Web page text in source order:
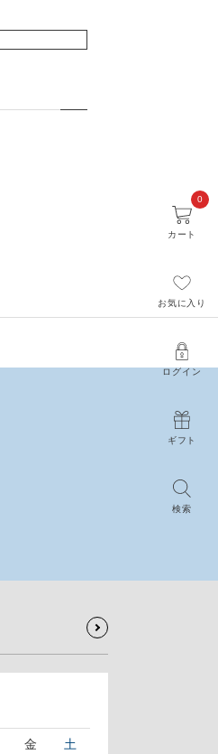
検索
ギフト
ログイン
お気に入り
カート
0
金 土